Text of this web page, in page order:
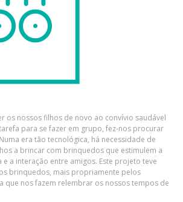
os nossos filhos de novo ao convívio saudável
para se fazer em grupo, fez-nos procurar
era tão tecnológica, há necessidade de
a brincar com brinquedos que estimulem a
a interação entre amigos. Este projeto teve
brinquedos, mais propriamente pelos
que nos fazem relembrar os nossos tempos de